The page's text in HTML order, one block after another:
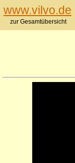
www.vilvo.de
zur Gesamtübersicht